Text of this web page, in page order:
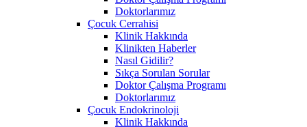
Doktorlarımız
Çocuk Cerrahisi
Klinik Hakkında
Klinikten Haberler
Nasıl Gidilir?
Sıkça Sorulan Sorular
Doktor Çalışma Programı
Doktorlarımız
Çocuk Endokrinoloji
Klinik Hakkında